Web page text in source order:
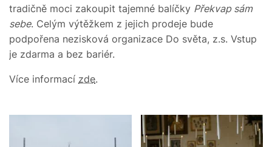
tradičně moci zakoupit tajemné balíčky Překvap sám
sebe. Celým výtěžkem z jejich prodeje bude
podpořena nezisková organizace Do světa, z.s. Vstup
je zdarma a bez bariér.
Více informací zde.